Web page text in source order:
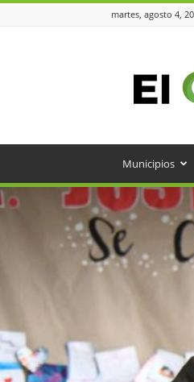
martes, agosto 4,
Municipios